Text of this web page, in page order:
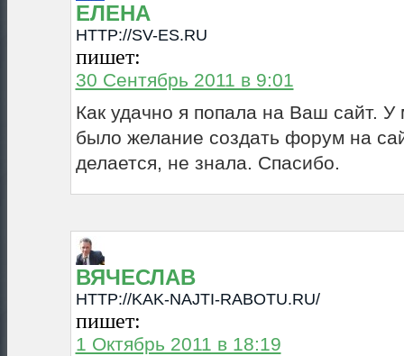
ЕЛЕНА
HTTP://SV-ES.RU
пишет:
30 Сентябрь 2011 в 9:01
Как удачно я попала на Ваш сайт. У
было желание создать форум на
делается, не знала. Спасибо.
ВЯЧЕСЛАВ
HTTP://KAK-NAJTI-RABOTU.RU/
пишет:
1 Октябрь 2011 в 18:19